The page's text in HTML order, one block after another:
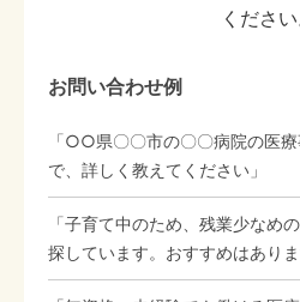
ください
お問い合わせ例
「○○県〇〇市の〇〇病院の医
で、詳しく教えてください」
「子育て中のため、残業少なめ
探しています。おすすめはありま